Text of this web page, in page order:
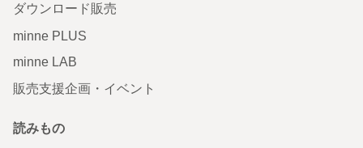
ダウンロード販売
minne PLUS
minne LAB
販売支援企画・イベント
読みもの